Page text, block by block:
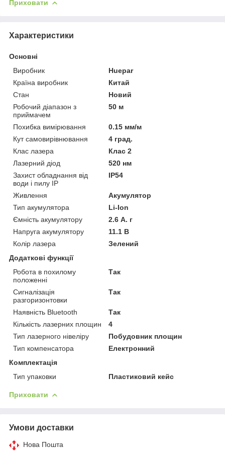
Приховати
Характеристики
Основні
Виробник
Huepar
Країна виробник
Китай
Стан
Новий
Робочий діапазон з
приймачем
50 м
Похибка вимірювання
0.15 мм/м
Кут самовирівнювання
4 град.
Клас лазера
Клас 2
Лазерний діод
520 нм
Захист обладнання від
води і пилу IP
IP54
Живлення
Акумулятор
Тип акумулятора
Li-Ion
Ємність акумулятору
2.6 А. г
Напруга акумулятору
11.1 В
Колір лазера
Зелений
Додаткові функції
Робота в похилому
положенні
Так
Сигналізація
разгоризонтовки
Так
Наявність Bluetooth
Так
Кількість лазерних площин
4
Тип лазерного нівеліру
Побудовник площин
Тип компенсатора
Електронний
Комплектація
Тип упаковки
Пластиковий кейс
Приховати
Умови доставки
Нова Пошта